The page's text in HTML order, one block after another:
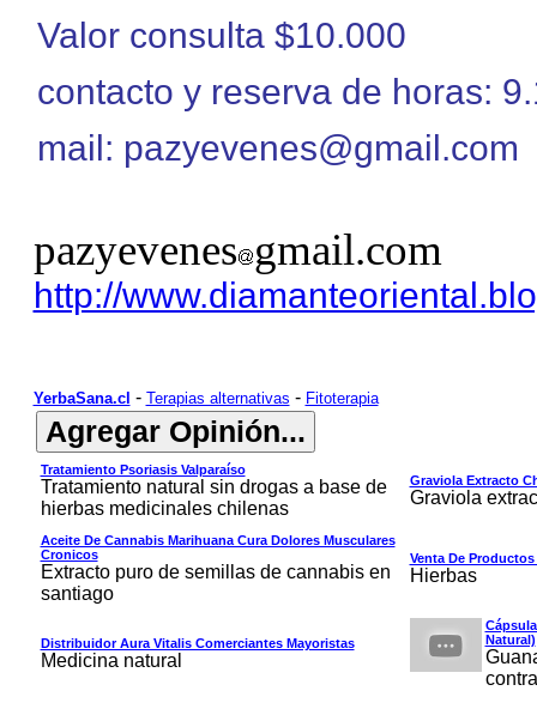
Valor consulta $10.000
contacto y reserva de horas:
mail: pazyevenes@gmail.com
pazyevenes gmail.com
http://
YerbaSana.cl - Terapias alternativas - Fitoterapia
Tratamiento Psoriasis Valparaíso
Tratamiento natural sin drogas a base de
hierbas medicinales chilenas
Graviola Extracto
Graviola
Aceite De Cannabis Marihuana Cura Dolores Musculares
Cronicos
Extracto puro de semillas de cannabis en
santiago
Venta De
Hierbas
Distribuidor Aura Vitalis Comerciantes Mayoristas
Medicina natural
Natural)